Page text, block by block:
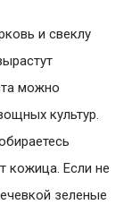
и свеклу
можно
культур.
кожица. Если не
зеленые